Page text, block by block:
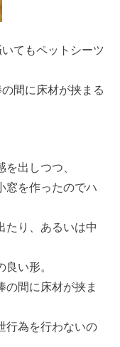
てもペットシーツ
間に床材が挟まる
出しつつ、
窓を作ったのでハ
たり、あるいは中
い形。
の間に床材が挟ま
行為を行わないの